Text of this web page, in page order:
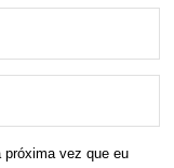
próxima vez que eu